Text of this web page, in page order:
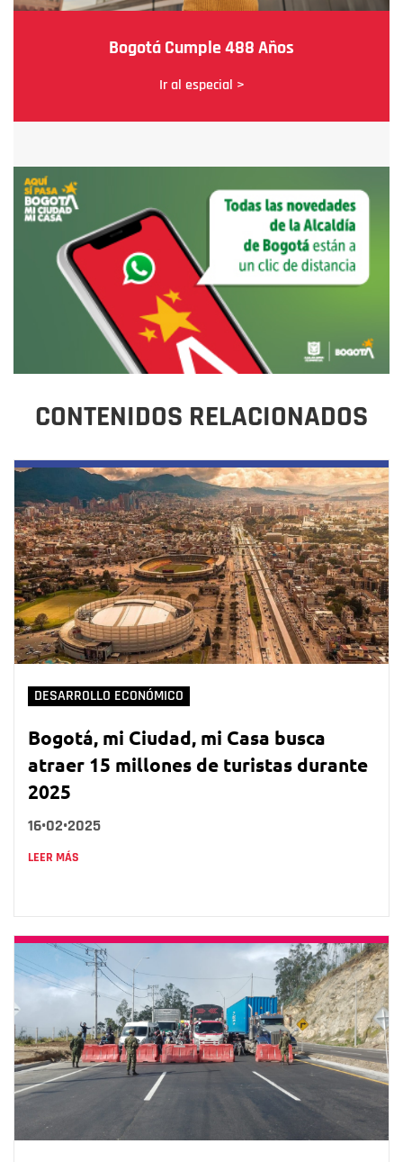
Bogotá Cumple 488 Años
Ir al especial >
CONTENIDOS RELACIONADOS
DESARROLLO ECONÓMICO
Bogotá, mi Ciudad, mi Casa busca
atraer 15 millones de turistas durante
2025
16•02•2025
LEER MÁS